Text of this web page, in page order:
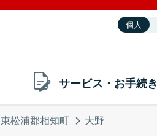
個人
サービス・お手続き
東松浦郡相知町 大野